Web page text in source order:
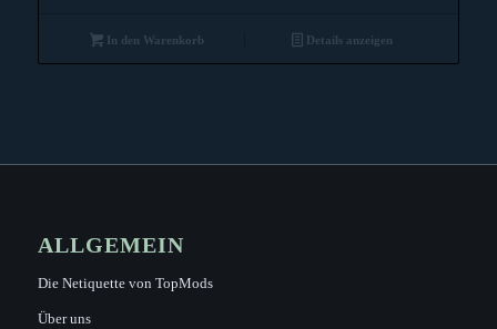
war:
In den Warenkorb Details anzeigen
ALLGEMEIN
Die Netiquette von TopMods
Über uns